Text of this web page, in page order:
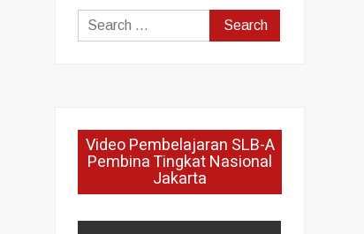
Search
for:
Video Pembelajaran SLB-A
Pembina Tingkat Nasional
Jakarta